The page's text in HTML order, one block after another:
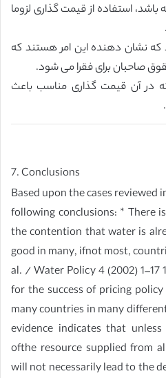
استفاده از قیمت گذاری لزوما
نشان دهنده این امر هستند که
صاحبان برای فقرا می شود.
در آن قیمت گذاری مناسب باعث
7. Conclusions
Based upon the cases reviewed
following conclusions: * There
the contention that water is
good in many, ifnot most,
al. / Water Policy 4 (2002) 1–17
for the success of pricing
many countries in many
evidence indicates that
ofthe resource supplied from
will not necessarily lead to the